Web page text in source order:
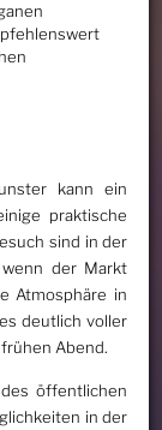
kann ein
praktische
sind in der
der Markt
Atmosphäre in
deutlich voller
Abend.
öffentlichen
in der